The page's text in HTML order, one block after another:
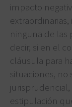
impacto
ninguna de las
decir, si en el
cláusula para
situaciones, no
estipulación